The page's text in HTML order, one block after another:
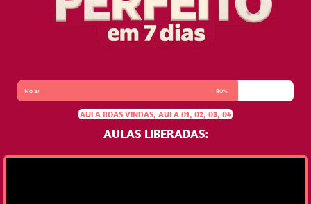
No ar 80%
AULA BOAS VINDAS, AULA 01, 02, 03, 04
AULAS LIBERADAS: